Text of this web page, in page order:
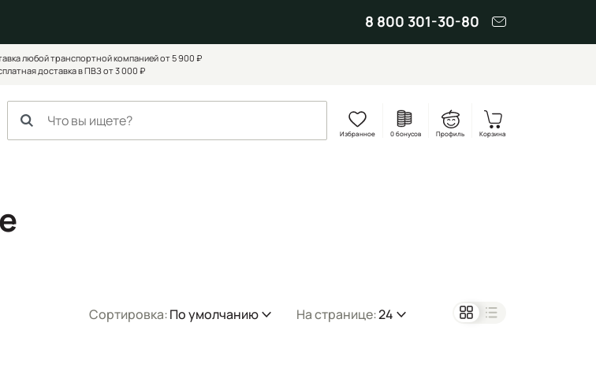
8 800 301-30-80
любой транспортной компанией от 5 900 ₽
доставка в ПВЗ от 3 000 ₽
Избранное 0 бонусов Профиль Корзина
Сортировка:По умолчанию На странице:24